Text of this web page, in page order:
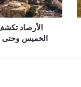
الخميس
وحتى
المقبل
6
الأرصاد
الخميس وحتى